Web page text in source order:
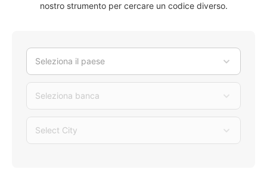
nostro strumento per cercare un codice diverso.
Seleziona il paese
Seleziona banca
Select City